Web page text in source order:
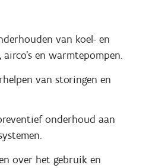
van koel- en
en warmtepompen.
van storingen en
onderhoud aan
over het gebruik en